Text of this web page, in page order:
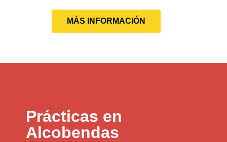
MÁS INFORMACIÓN
Prácticas en
Alcobendas